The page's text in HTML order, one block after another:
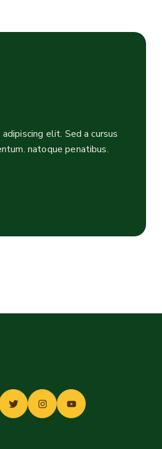
elit. Sed a cursus
natoque penatibus.